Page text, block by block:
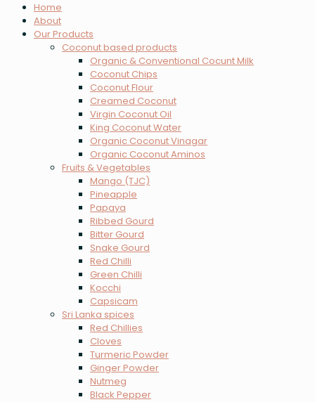
Home
About
Our Products
Coconut based products
Organic & Conventional Cocunt Milk
Coconut Chips
Coconut Flour
Creamed Coconut
Virgin Coconut Oil
King Coconut Water
Organic Coconut Vinagar
Organic Coconut Aminos
Fruits & Vegetables
Mango (TJC)
Pineapple
Papaya
Ribbed Gourd
Bitter Gourd
Snake Gourd
Red Chilli
Green Chilli
Kocchi
Capsicam
Sri Lanka spices
Red Chillies
Cloves
Turmeric Powder
Ginger Powder
Nutmeg
Black Pepper